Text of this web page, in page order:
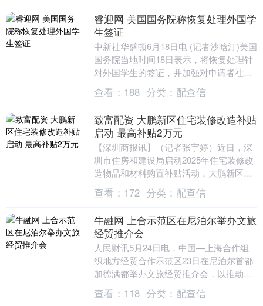
睿迎网 美国国务院称恢复处理外国学
生签证
中新社华盛顿6月18日电 (记者沙晗汀)美国
国务院当地时间18日表示，将恢复处理针
对外国学生的签证，并加强对申请者社交
媒体账号的审查力度。 美国国务院在发布
的声....
查看： 188 分类： 配查信
致富配资 大鹏新区住宅装修改造补贴
启动 最高补贴2万元
【深圳商报讯】（记者张宇婷）近日，深
圳市住房和建设局启动2025年住宅装修改
造物品和材料购置补贴活动，大鹏新区首
批两家门店纳入补贴范围，以此推动家装
消费品以旧换....
查看： 172 分类： 配查信
牛融网 上合示范区在尼泊尔举办文旅
经贸推介会
人民财讯5月24日电，中国—上海合作组
织地方经贸合作示范区23日在尼泊尔首都
加德满都举办文旅经贸推介会，以推动与
尼方开展更深入合作。此次推介会由上合
示范区管理委....
查看： 118 分类： 配查信